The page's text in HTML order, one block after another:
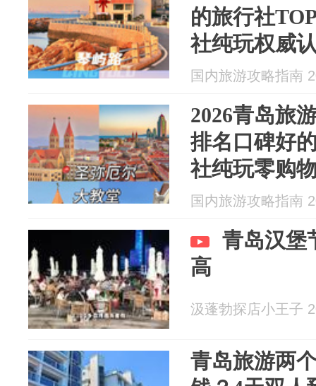
的旅行社
社纯玩权威
国内旅游攻略指南
2026青岛旅
排名口碑好
社纯玩零购
国内旅游攻略指南
青岛汉堡
高
汲蓬勃探店小王子
青岛旅游两